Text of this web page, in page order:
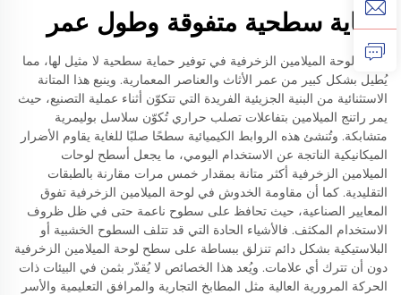
حماية سطحية متفوقة وطول عمر
تتفوق لوحة الميلامين الزخرفية في توفير حماية سطحية لا مثيل لها، مما
يُطيل بشكل كبير من عمر الأثاث والعناصر المعمارية. وينبع هذا المتانة
الاستثنائية من البنية الجزيئية الفريدة التي تتكوّن أثناء عملية التصنيع، حيث
يمر راتنج الميلامين بتفاعلات تصلب حراري تُكوّن سلاسل بوليمرية
متشابكة. وتُنشئ هذه الروابط الكيميائية سطحًا صلبًا للغاية يقاوم الأضرار
الميكانيكية الناتجة عن الاستخدام اليومي، ما يجعل أسطح لوحات
الميلامين الزخرفية أكثر متانة بمقدار خمس مرات مقارنة بالطبقات
التقليدية. كما أن مقاومة الخدوش في لوحة الميلامين الزخرفية تفوق
المعايير الصناعية، حيث تحافظ على سطوح ناعمة حتى في ظل ظروف
الاستخدام المكثف. فالأشياء الحادة التي قد تتلف السطوح الخشبية أو
البلاستيكية بشكل دائم تنزلق ببساطة على سطح لوحة الميلامين الزخرفية
دون أن تترك أي علامات. ويُعد هذا الخصائص لا يُقدّر بثمن في البيئات ذات
الحركة المرورية العالية مثل المطابخ التجارية والمرافق التعليمية والأسر